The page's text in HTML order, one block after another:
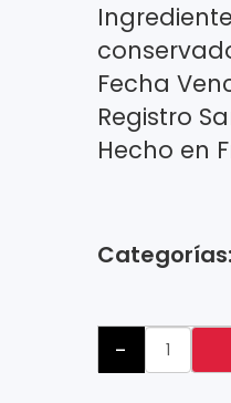
Fecha
Registro
Hecho en
Categorías:
-